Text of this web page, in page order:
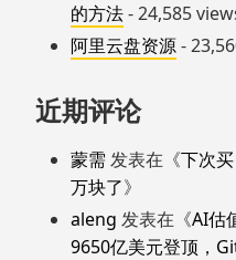
的方法- 24,585
阿里云盘资源-
近期评论
蒙需 发表在《下次
万块了》
aleng 发表在《AI估
9650亿美元登顶，